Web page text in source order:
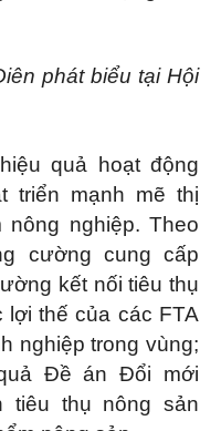
phát biểu tại Hội
quả hoạt động
triển mạnh mẽ thị
nghiệp. Theo
cường cung cấp
kết nối tiêu thụ
lợi thế của các FTA
nghiệp trong vùng;
Đề án Đổi mới
tiêu thụ nông sản